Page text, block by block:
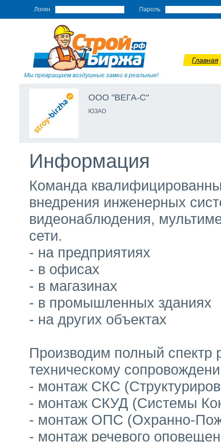
Логин Пароль
Мы превращаем воздушные замки в реальные!
Главная
ООО "ВЕГА-С"
ЮЗАО
Информация
Команда
внедрения инженерных
видеонаблюдения,
сети.
- на предприятиях
- в офисах
- в магазинах
- в промышленных зданиях
- на других объектах
Производим полный спектр
техническому
- монтаж СКС
- монтаж СКУД (Системы
- монтаж ОПС (Охранно-
- монтаж речевого